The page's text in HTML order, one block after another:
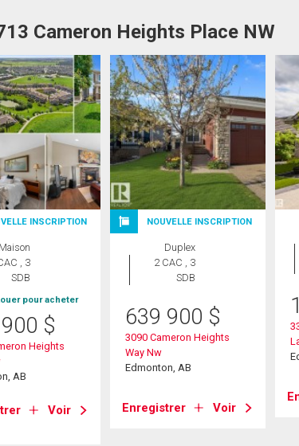
Cameron Heights Place NW
INSCRIPTION
Maison
, 3
SDB
pour acheter
$
Heights
AB
Voir
NOUVELLE INSCRIPTION
Duplex
2 CAC , 3
SDB
639 900 $
3090 Cameron Heights
Way Nw
Edmonton, AB
Enregistrer Voir